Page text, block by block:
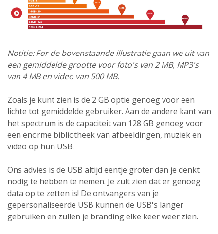
Notitie: For de bovenstaande illustratie gaan we uit van
een gemiddelde grootte voor foto's van 2 MB, MP3's
van 4 MB en video van 500 MB.
Zoals je kunt zien is de 2 GB optie genoeg voor een
lichte tot gemiddelde gebruiker. Aan de andere kant van
het spectrum is de capaciteit van 128 GB genoeg voor
een enorme bibliotheek van afbeeldingen, muziek en
video op hun USB.
Ons advies is de USB altijd eentje groter dan je denkt
nodig te hebben te nemen. Je zult zien dat er genoeg
data op te zetten is! De ontvangers van je
gepersonaliseerde USB kunnen de USB's langer
gebruiken en zullen je branding elke keer weer zien.